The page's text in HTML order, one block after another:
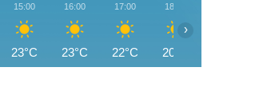
15:00
23°C
16:00
23°C
17:00
22°C
18:00
20°C
›